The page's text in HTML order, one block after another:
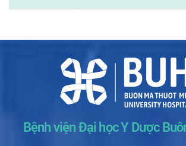
Bệnh viện Đại học Y Dược